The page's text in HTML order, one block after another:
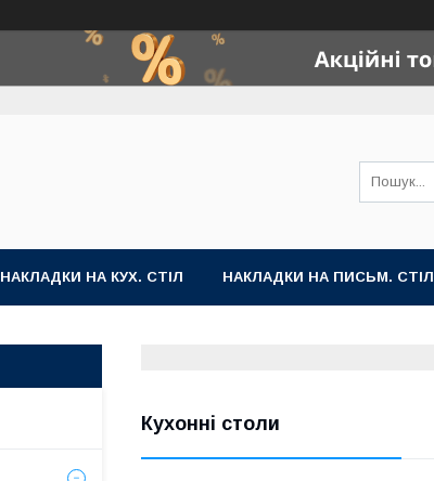
НАКЛАДКИ НА КУХ. СТІЛ НАКЛАДКИ НА ПИСЬМ. СТІЛ
Кухонні столи